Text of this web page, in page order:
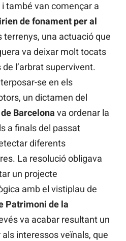
i també van començar a
de fonament per al
terrenys, una actuació que
va deixar molt tocats
l’arbrat supervivent.
se en els
un dictamen del
Barcelona va ordenar la
a finals del passat
diferents
La resolució obligava
un projecte
amb el vistiplau de
Patrimoni de la
va acabar resultant un
als interessos veïnals, que